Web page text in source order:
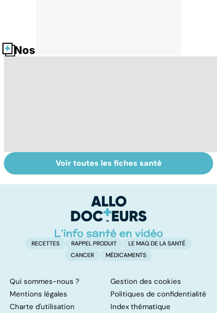
Nos fiches santé
Pneumothorax :
quand l'air
La méningite : à
traiter en
Voir toutes les fiches santé
RECETTES RAPPEL PRODUIT
LE MAG DE LA SANTÉ
CANCER
MÉDICAMENTS
Qui sommes-nous ?
Gestion des cookies
Mentions légales
Politiques de confidentialité
Charte d'utilisation
Index thématique